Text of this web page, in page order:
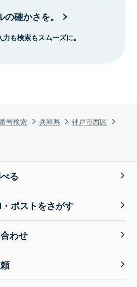
号検索 兵庫県
神戸市西区
確かさを。
も検索もスムーズに。
る
ポストをさがす
わせ